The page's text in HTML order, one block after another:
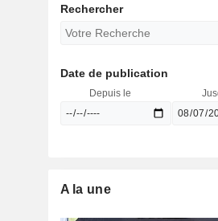
Rechercher
Date de publication
Depuis le
A la une